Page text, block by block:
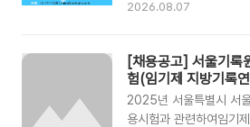
통령기록관리의 독립성,
제도의 기본 구조를 다시
로의 대통령기록관리 원
논의가 필요합니다.이에
2026.08.07
[채용공고] 서울기록
험(임기제 지방기록
2025년 서울특별시 서
용시험과 관련하여임기